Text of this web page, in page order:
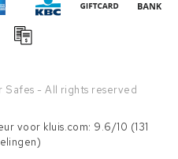
- All rights reserved
voor kluis.com: 9.6/10 (131